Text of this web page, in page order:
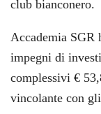
club bianconero.
Accademia SGR
impegni di
complessivi €
vincolante con